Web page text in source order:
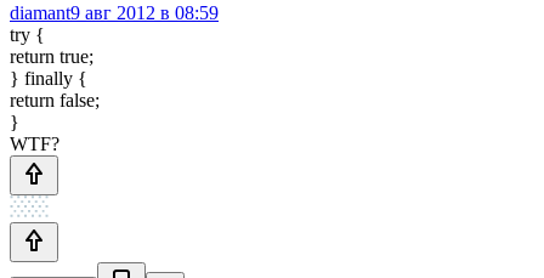
diamant9 авг 2012 в 08:59
try {
return true;
} finally {
return false;
}
WTF?